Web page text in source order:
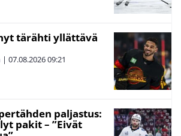
tärähti yllättävä
| 07.08.202609:21
paljastus:
pakit – ”Eivät